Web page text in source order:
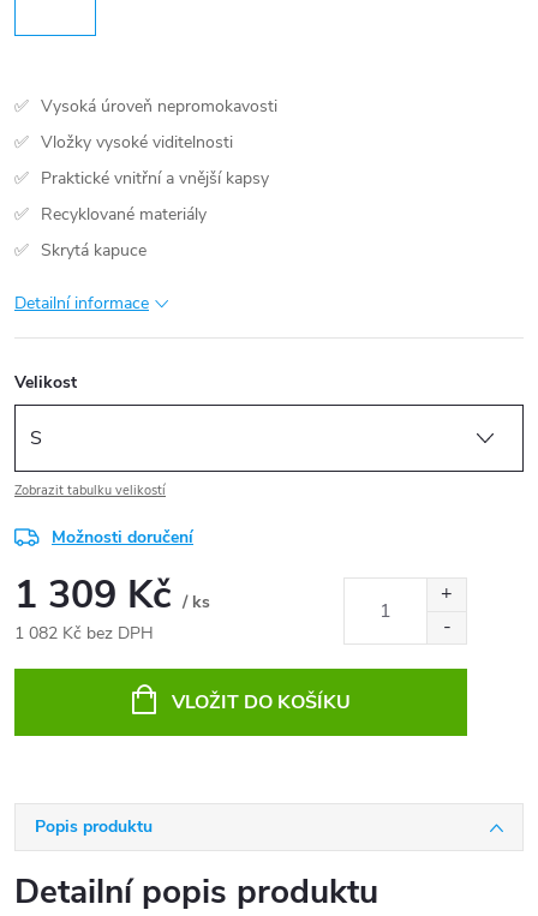
Vysoká úroveň nepromokavosti
Vložky vysoké viditelnosti
Praktické vnitřní a vnější kapsy
Recyklované materiály
Skrytá kapuce
Detailní informace
Velikost
Zobrazit tabulku velikostí
Možnosti doručení
1 309 Kč / ks
1 082 Kč bez DPH
VLOŽIT DO KOŠÍKU
Popis produktu
Detailní popis produktu